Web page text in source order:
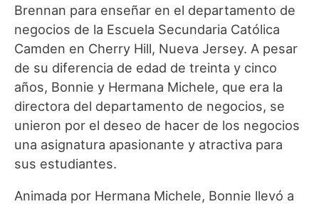
Brennan para enseñar en el departamento de
negocios de la Escuela Secundaria Católica
Camden en Cherry Hill, Nueva Jersey. A pesar
de su diferencia de edad de treinta y cinco
años, Bonnie y Hermana Michele, que era la
directora del departamento de negocios, se
unieron por el deseo de hacer de los negocios
una asignatura apasionante y atractiva para
sus estudiantes.
Animada por Hermana Michele, Bonnie llevó a